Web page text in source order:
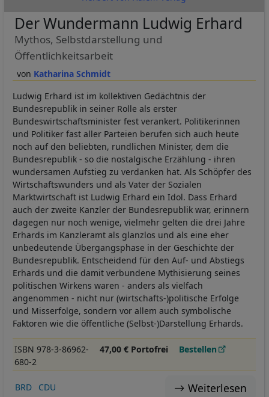
Katharina Schmidt
Der Wundermann Ludwig Erhard
Mythos, Selbstdarstellung und
Öffentlichkeitsarbeit
Ludwig Erhard ist im kollektiven Gedächtnis der
Bundesrepublik in seiner Rolle als erster
Bundeswirtschaftsminister fest verankert. Politikerinnen
und Politiker fast aller Parteien berufen sich auch heute
noch auf den beliebten, rundlichen Minister, dem die
Bundesrepublik - so die nostalgische Erzählung - ihren
wundersamen Aufstieg zu verdanken hat. Als Schöpfer des
Wirtschaftswunders und als Vater der Sozialen
Marktwirtschaft ist Ludwig Erhard ein Idol. Dass Erhard
auch der zweite Kanzler der Bundesrepublik war, erinnern
dagegen nur noch wenige, vielmehr gelten die drei Jahre
Erhards im Kanzleramt als glanzlos und als eine eher
unbedeutende Übergangsphase in der Geschichte der
Bundesrepublik. Entscheidend für den Auf- und Abstiegs
Erhards und die damit verbundene Mythisierung seines
politischen Wirkens waren - anders als vielfach
angenommen - nicht nur (wirtschafts-)politische Erfolge
und Misserfolge, sondern vor allem auch symbolische
Faktoren wie die öffentliche (Selbst-)Darstellung Erhards.
ISBN 978-3-86962-
680-2
47,00 € Portofrei Bestellen
Weiterlesen
BRD
CDU